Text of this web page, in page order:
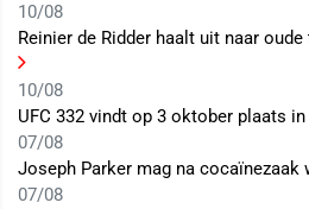
10/08
Reinier de Ridder haalt uit naar
10/08
UFC 332 vindt op 3 oktober plaats
07/08
Joseph Parker mag na cocaïnezaak
07/08